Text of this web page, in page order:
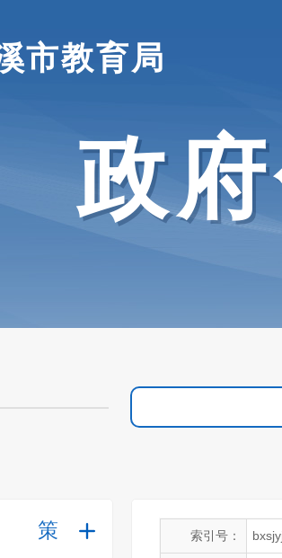
市教育局
政
策 索引号：